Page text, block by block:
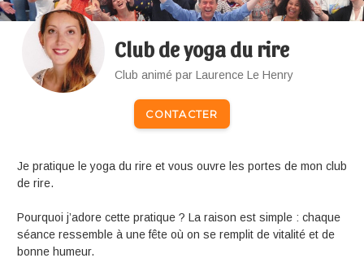
Club de yoga du rire
Club animé par Laurence Le Henry
CONTACTER
Je pratique le yoga du rire et vous ouvre les portes de mon club
de rire.
Pourquoi j’adore cette pratique ? La raison est simple : chaque
séance ressemble à une fête où on se remplit de vitalité et de
bonne humeur.